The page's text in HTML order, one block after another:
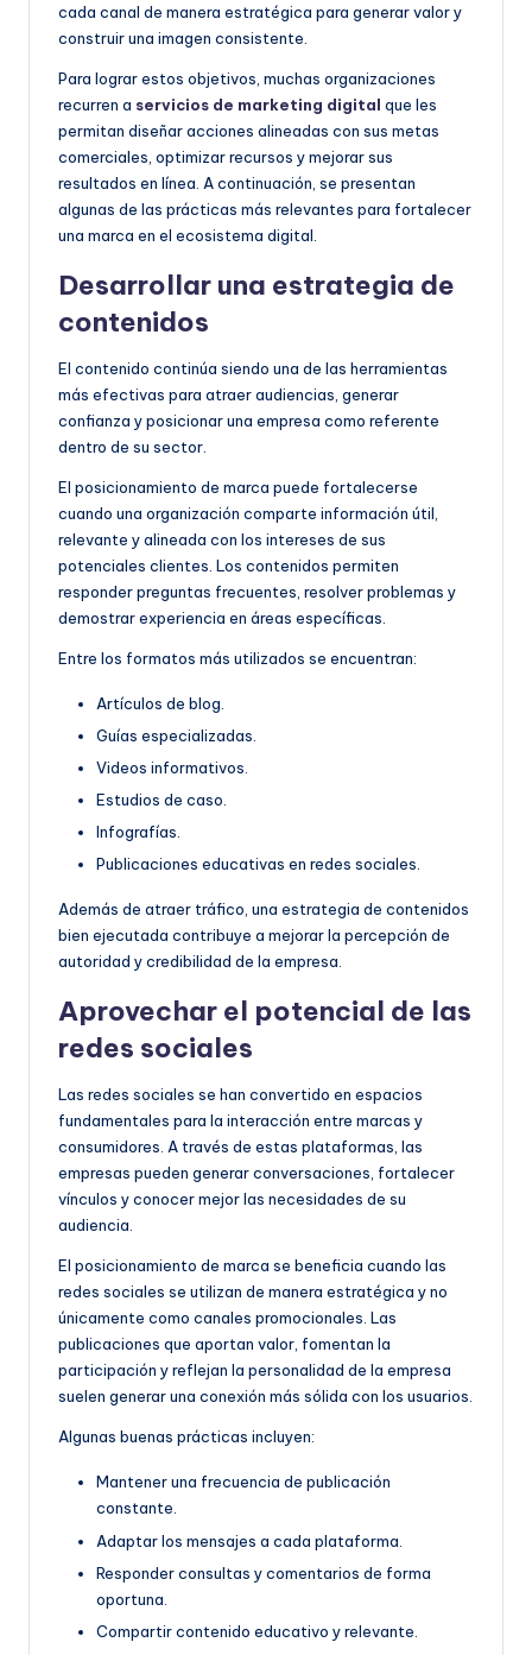
cada canal de manera estratégica para generar valor y
construir una imagen consistente.
Para lograr estos objetivos, muchas organizaciones
recurren a servicios de marketing digital que les
permitan diseñar acciones alineadas con sus metas
comerciales, optimizar recursos y mejorar sus
resultados en línea. A continuación, se presentan
algunas de las prácticas más relevantes para fortalecer
una marca en el ecosistema digital.
Desarrollar una estrategia de
contenidos
El contenido continúa siendo una de las herramientas
más efectivas para atraer audiencias, generar
confianza y posicionar una empresa como referente
dentro de su sector.
El posicionamiento de marca puede fortalecerse
cuando una organización comparte información útil,
relevante y alineada con los intereses de sus
potenciales clientes. Los contenidos permiten
responder preguntas frecuentes, resolver problemas y
demostrar experiencia en áreas específicas.
Entre los formatos más utilizados se encuentran:
Artículos de blog.
Guías especializadas.
Videos informativos.
Estudios de caso.
Infografías.
Publicaciones educativas en redes sociales.
Además de atraer tráfico, una estrategia de contenidos
bien ejecutada contribuye a mejorar la percepción de
autoridad y credibilidad de la empresa.
Aprovechar el potencial de las
redes sociales
Las redes sociales se han convertido en espacios
fundamentales para la interacción entre marcas y
consumidores. A través de estas plataformas, las
empresas pueden generar conversaciones, fortalecer
vínculos y conocer mejor las necesidades de su
audiencia.
El posicionamiento de marca se beneficia cuando las
redes sociales se utilizan de manera estratégica y no
únicamente como canales promocionales. Las
publicaciones que aportan valor, fomentan la
participación y reflejan la personalidad de la empresa
suelen generar una conexión más sólida con los usuarios.
Algunas buenas prácticas incluyen:
Mantener una frecuencia de publicación
constante.
Adaptar los mensajes a cada plataforma.
Responder consultas y comentarios de forma
oportuna.
Compartir contenido educativo y relevante.